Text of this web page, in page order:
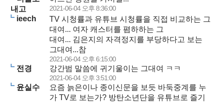
내고
2021-06-04 오후 8:36:00
ieech
TV 시청률과 유튜브 시청률을 직접 비교하는 그
대여... 여자 캐스터를 폄하하는 그
대여... 김은지의 자격정지를 부당하다고 보는
그대여...참
2021-06-04 오후 6:15:00
전경 강간범 말씀에 귀기울이는 그대여 ㅋㅋ
2021-06-04 오후 3:51:00
윤실수
요즘 늙은이나 종이신문을 보듯 바둑중계를 누
가 TV로 보는가? 방탄소년단을 유튜브로 즐기